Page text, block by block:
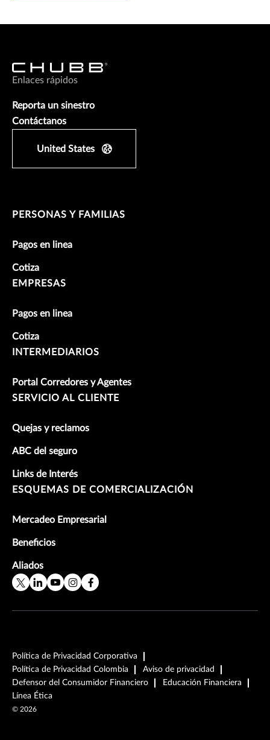
Enlaces rápidos
Reporta un sinestro
Contáctanos
United States
PERSONAS Y FAMILIAS
Pagos en linea
Cotiza
EMPRESAS
Pagos en linea
Cotiza
INTERMEDIARIOS
Portal Corredores y Agentes
SERVICIO AL CLIENTE
Quejas y reclamos
ABC del seguro
Links de Interés
ESQUEMAS DE COMERCIALIZACIÓN
Mercadeo Empresarial
Beneficios
Aliados
Política de Privacidad Corporativa
Política de Privacidad Colombia
Aviso de privacidad
Defensor del Consumidor Financiero
Educación Financiera
Línea Ética
© 2026